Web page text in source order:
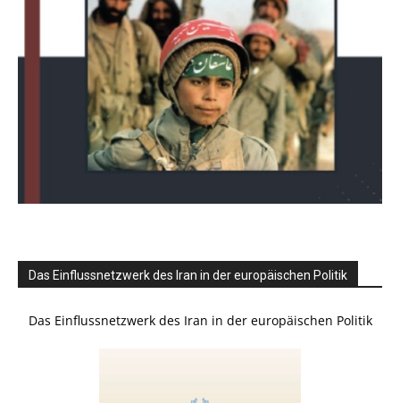
Das Einflussnetzwerk des Iran in der europäischen Politik
Das Einflussnetzwerk des Iran in der europäischen Politik